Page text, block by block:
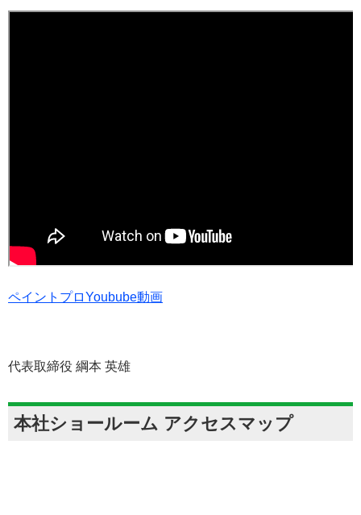
ペイントプロYoubube動画
代表取締役 綱本 英雄
本社ショールーム アクセスマップ